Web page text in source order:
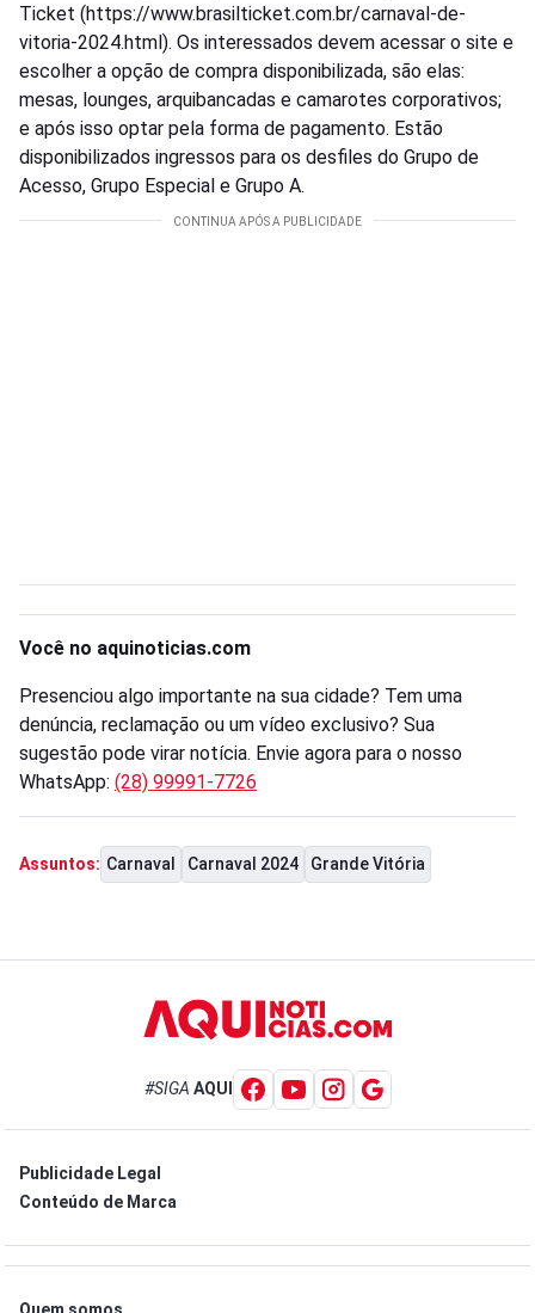
Ticket (https://www.brasilticket.com.br/carnaval-de-
vitoria-2024.html). Os interessados devem acessar o site e
escolher a opção de compra disponibilizada, são elas:
mesas, lounges, arquibancadas e camarotes corporativos;
e após isso optar pela forma de pagamento. Estão
disponibilizados ingressos para os desfiles do Grupo de
Acesso, Grupo Especial e Grupo A.
Você no aquinoticias.com
Presenciou algo importante na sua cidade? Tem uma
denúncia, reclamação ou um vídeo exclusivo? Sua
sugestão pode virar notícia. Envie agora para o nosso
WhatsApp: (28) 99991-7726
Assuntos: Carnaval Carnaval 2024 Grande Vitória
#SIGA AQUI
Publicidade Legal
Conteúdo de Marca